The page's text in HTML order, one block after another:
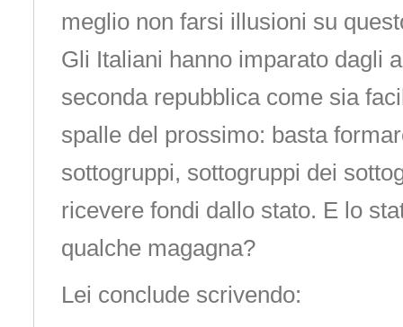
meglio non farsi illusioni su
Gli Italiani hanno imparato dagli
seconda repubblica come sia
spalle del prossimo: basta
sottogruppi, sottogruppi dei
ricevere fondi dallo stato. E lo
qualche magagna?
Lei conclude scrivendo: